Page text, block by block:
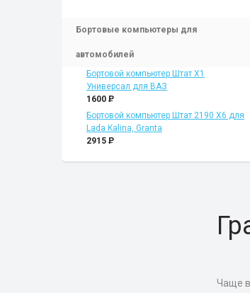
Бортовые компьютеры для
автомобилей
Бортовой компьютер Штат Х1
Универсал для ВАЗ
1600 P
Бортовой компьютер Штат 2190 Х6 для
Lada Kalina, Granta
2915 P
Чаще